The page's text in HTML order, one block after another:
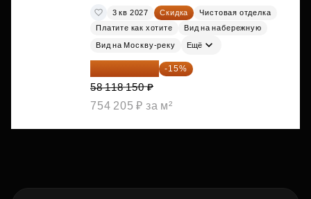
3 кв 2027 Скидка
Чистовая отделка
Платите как хотите
Вид на набережную
Вид на Москву-реку Ещё
49 400 428 ₽ -15%
58 118 150 ₽
754 205 ₽ за м²